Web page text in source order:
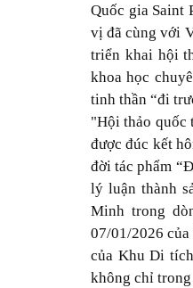
Quốc gia Saint
vị đã cùng với
triển khai hội
khoa học
tinh thần “đi
"Hội thảo quốc
được đúc kết
đời tác phẩm
lý luận thành
Minh trong
07/01/2026
của Khu Di
không chỉ trong